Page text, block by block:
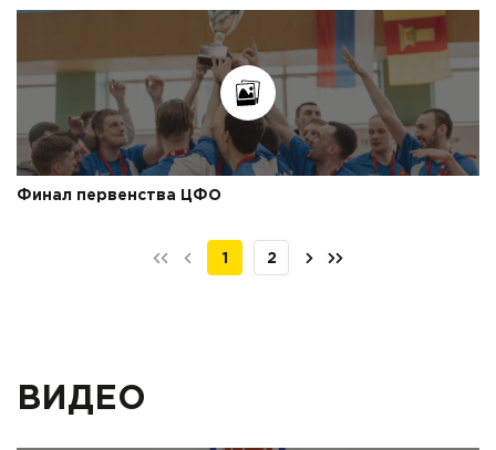
Финал первенства ЦФО
1 2
ВИДЕО